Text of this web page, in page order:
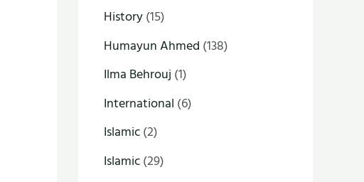
History(15)
Humayun Ahmed (138)
Ilma Behrouj (1)
International (6)
Islamic(2)
Islamic(29)